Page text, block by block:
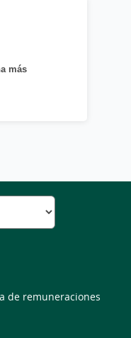
más
de remuneraciones